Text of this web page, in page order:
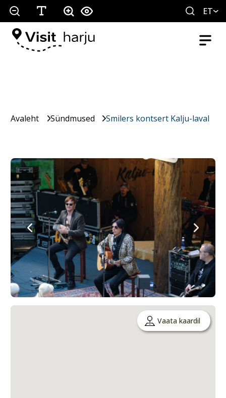
ET
Avaleht Sündmused Smilers kontsert Kalju-laval
Vaata kaardil